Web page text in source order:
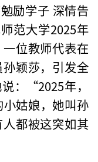
励学子 深情告
范大学2025年
位教师代表在
颖莎，引发全
：“2025年，
姑娘，她叫孙
都被这突如其